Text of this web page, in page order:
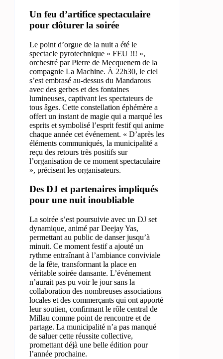
Un feu d’artifice spectaculaire
pour clôturer la soirée
Le point d’orgue de la nuit a été le
spectacle pyrotechnique « FEU !!! »,
orchestré par Pierre de Mecquenem de la
compagnie La Machine. À 22h30, le ciel
s’est embrasé au-dessus du Mandarous
avec des gerbes et des fontaines
lumineuses, captivant les spectateurs de
tous âges. Cette constellation éphémère a
offert un instant de magie qui a marqué les
esprits et symbolisé l’esprit festif qui anime
chaque année cet événement. « D’après les
éléments communiqués, la municipalité a
reçu des retours très positifs sur
l’organisation de ce moment spectaculaire
», précisent les organisateurs.
Des DJ et partenaires impliqués
pour une nuit inoubliable
La soirée s’est poursuivie avec un DJ set
dynamique, animé par Deejay Yas,
permettant au public de danser jusqu’à
minuit. Ce moment festif a ajouté un
rythme entraînant à l’ambiance conviviale
de la fête, transformant la place en
véritable soirée dansante. L’événement
n’aurait pas pu voir le jour sans la
collaboration des nombreuses associations
locales et des commerçants qui ont apporté
leur soutien, confirmant le rôle central de
Millau comme point de rencontre et de
partage. La municipalité n’a pas manqué
de saluer cette réussite collective,
promettant déjà une belle édition pour
l’année prochaine.